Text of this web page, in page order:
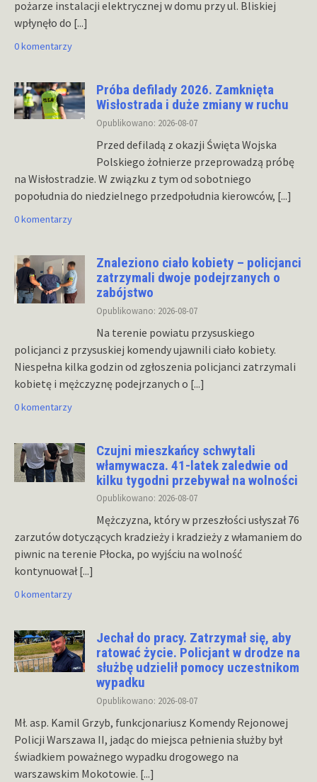
pożarze instalacji elektrycznej w domu przy ul. Bliskiej
wpłynęło do [...]
0 komentarzy
Próba defilady 2026. Zamknięta
Wisłostrada i duże zmiany w ruchu
Opublikowano: 2026-08-07
Przed defiladą z okazji Święta Wojska
Polskiego żołnierze przeprowadzą próbę
na Wisłostradzie. W związku z tym od sobotniego
popołudnia do niedzielnego przedpołudnia kierowców, [...]
0 komentarzy
Znaleziono ciało kobiety – policjanci
zatrzymali dwoje podejrzanych o
zabójstwo
Opublikowano: 2026-08-07
Na terenie powiatu przysuskiego
policjanci z przysuskiej komendy ujawnili ciało kobiety.
Niespełna kilka godzin od zgłoszenia policjanci zatrzymali
kobietę i mężczyznę podejrzanych o [...]
0 komentarzy
Czujni mieszkańcy schwytali
włamywacza. 41-latek zaledwie od
kilku tygodni przebywał na wolności
Opublikowano: 2026-08-07
Mężczyzna, który w przeszłości usłyszał 76
zarzutów dotyczących kradzieży i kradzieży z włamaniem do
piwnic na terenie Płocka, po wyjściu na wolność
kontynuował[...]
0 komentarzy
Jechał do pracy. Zatrzymał się, aby
ratować życie. Policjant w drodze na
służbę udzielił pomocy uczestnikom
wypadku
Opublikowano: 2026-08-07
Mł. asp. Kamil Grzyb, funkcjonariusz Komendy Rejonowej
Policji Warszawa II, jadąc do miejsca pełnienia służby był
świadkiem poważnego wypadku drogowego na
warszawskim Mokotowie. [...]